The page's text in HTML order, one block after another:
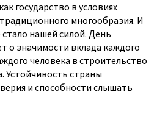
государство в условиях
многообразия. И
нашей силой. День
о значимости вклада каждого
человека в строительство
Устойчивость страны
и способности слышать